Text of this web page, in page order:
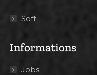
Soft
Informations
Jobs